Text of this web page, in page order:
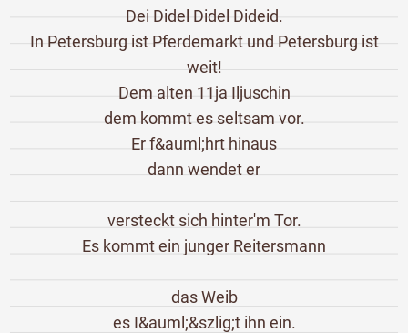
Dei Didel Didel Dideid.
In Petersburg ist Pferdemarkt und Petersburg ist
weit!
Dem alten 11ja Iljuschin
dem kommt es seltsam vor.
Er f&auml;hrt hinaus
dann wendet er
versteckt sich hinter'm Tor.
Es kommt ein junger Reitersmann
das Weib
es I&auml;&szlig;t ihn ein.